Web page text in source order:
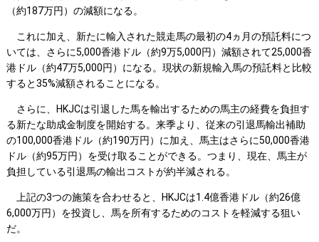
（約187万円）の減額になる。
これに加え、新たに輸入された競走馬の最初の4ヵ月の預託料につ
いては、さらに5,000香港ドル（約9万5,000円）減額されて25,000香
港ドル（約47万5,000円）になる。現状の新規輸入馬の預託料と比較
すると35%減額されることになる。
さらに、HKJCは引退した馬を輸出するための馬主の経費を負担す
る新たな助成金制度を開始する。来季より、従来の引退馬輸出補助
の100,000香港ドル（約190万円）に加え、馬主はさらに50,000香港
ドル（約95万円）を受け取ることができる。つまり、現在、馬主が
負担している引退馬の輸出コストが約半減される。
上記の3つの施策を合わせると、HKJCは1.4億香港ドル（約26億
6,000万円）を投資し、馬を所有するためのコストを軽減する狙い
だ。